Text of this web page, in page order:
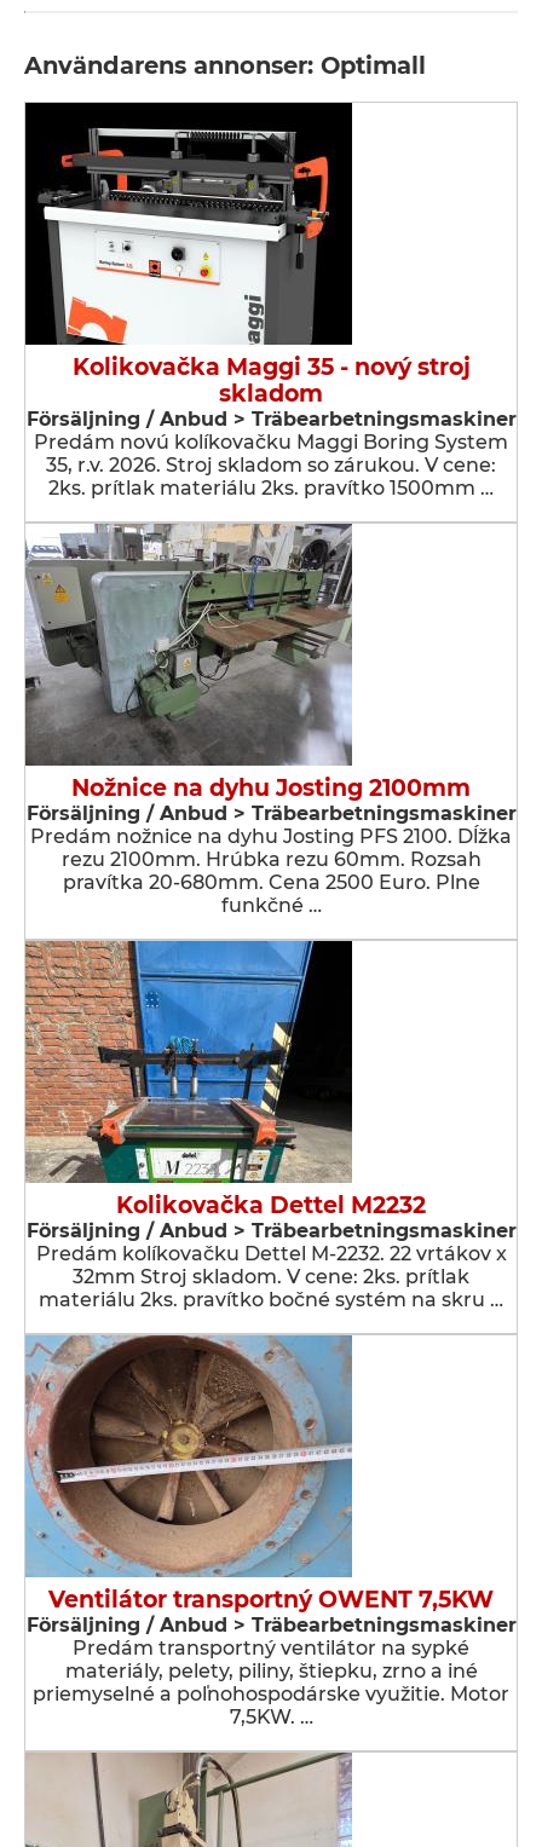
Användarens annonser: Optimall
Kolikovačka Maggi 35 - nový stroj
skladom
Försäljning / Anbud > Träbearbetningsmaskiner
Predám novú kolíkovačku Maggi Boring System
35, r.v. 2026. Stroj skladom so zárukou. V cene:
2ks. prítlak materiálu 2ks. pravítko 1500mm …
Nožnice na dyhu Josting 2100mm
Försäljning / Anbud > Träbearbetningsmaskiner
Predám nožnice na dyhu Josting PFS 2100. Dĺžka
rezu 2100mm. Hrúbka rezu 60mm. Rozsah
pravítka 20-680mm. Cena 2500 Euro. Plne
funkčné …
Kolikovačka Dettel M2232
Försäljning / Anbud > Träbearbetningsmaskiner
Predám kolíkovačku Dettel M-2232. 22 vrtákov x
32mm Stroj skladom. V cene: 2ks. prítlak
materiálu 2ks. pravítko bočné systém na skru …
Ventilátor transportný OWENT 7,5KW
Försäljning / Anbud > Träbearbetningsmaskiner
Predám transportný ventilátor na sypké
materiály, pelety, piliny, štiepku, zrno a iné
priemyselné a poľnohospodárske využitie. Motor
7,5KW. …